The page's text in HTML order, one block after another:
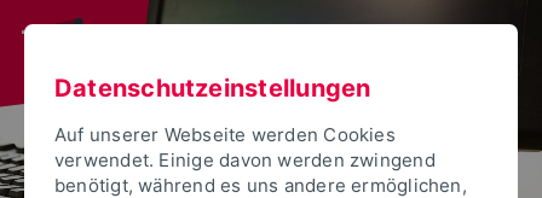
Datenschutzeinstellungen
Auf unserer Webseite werden Cookies
verwendet. Einige davon werden zwingend
benötigt, während es uns andere ermöglichen,